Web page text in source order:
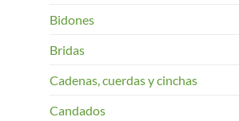
Bidones
Bridas
Cadenas, cuerdas y cinchas
Candados